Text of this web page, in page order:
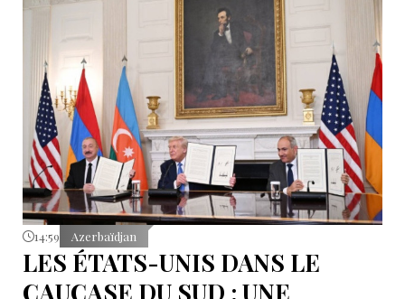
14:59 Azerbaïdjan
LES ÉTATS-UNIS DANS LE
CAUCASE DU SUD : UNE